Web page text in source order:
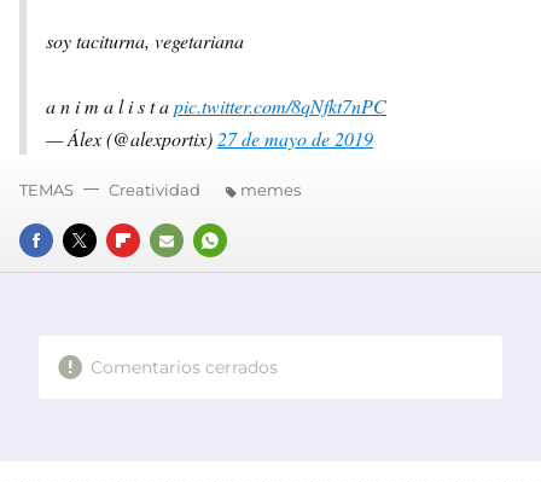
soy taciturna, vegetariana
a n i m a l i s t apic.twitter.com/8qNfkt7nPC
— Álex (@alexportix)27 de mayo de 2019
FACEBOOK
TWITTERFLIPBOARD
E-
WHATSAPP
TEMAS Creatividad memes
Comentarios cerrados